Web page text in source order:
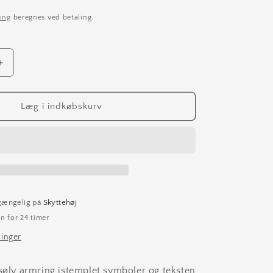
beregnes ved betaling.
Øg
MinoritetLæg i indkøbskurv
på Skyttehøj
for 24 timer
armring istemplet symboler og teksten